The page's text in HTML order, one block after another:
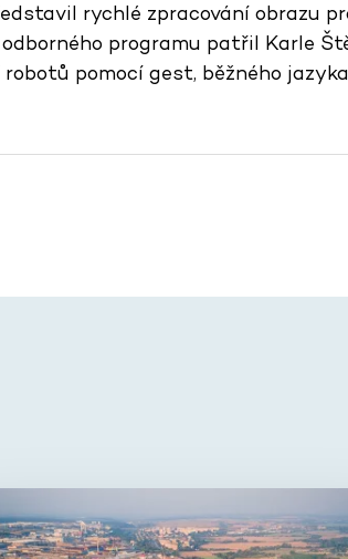
rychlé zpracování obrazu
programu patřil Karle
pomocí gest, běžného